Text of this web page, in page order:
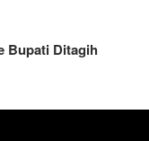
Bupati Ditagih